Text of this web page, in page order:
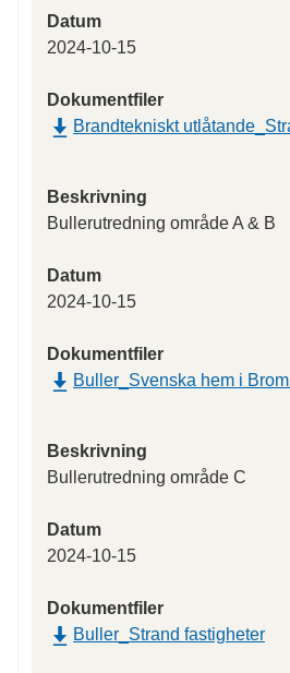
Datum
2024-10-15
Dokumentfiler
Brandtekniskt
Beskrivning
Bullerutredning område A & B
Datum
2024-10-15
Dokumentfiler
Buller_Svenska hem i
Beskrivning
Bullerutredning område C
Datum
2024-10-15
Dokumentfiler
Buller_Strand fastigheter